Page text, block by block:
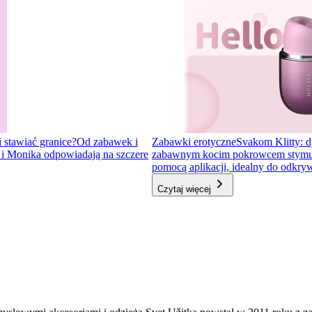
granice?Od zabawek i
Monika odpowiadają na szczere
Zabawki erotyczneSvakom Klitty:
zabawnym kocim pokrowcem
pomocą aplikacji, idealny do
Czytaj więcej